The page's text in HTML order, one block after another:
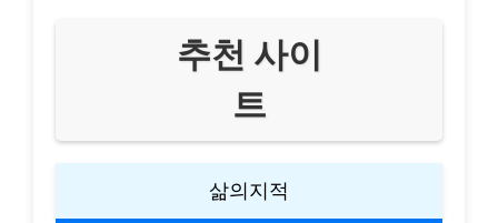
추천 사이
트
삶의지적